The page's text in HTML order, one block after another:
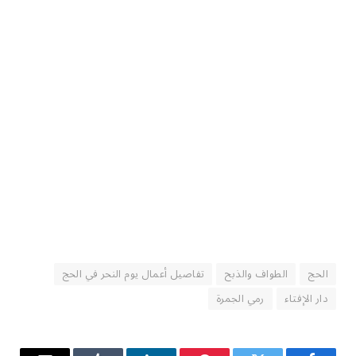
الحج الطواف والذبح
تفاصيل أعمال يوم النحر في الحج
دار الإفتاء
رمي الجمرة